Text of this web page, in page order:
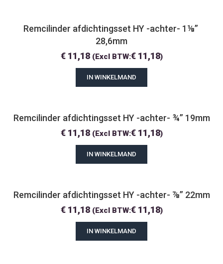
Remcilinder afdichtingsset HY -achter- 1⅛”
28,6mm
€11,18 (Excl BTW:€11,18)
IN WINKELMAND
Remcilinder afdichtingsset HY -achter- ¾” 19mm
€11,18 (Excl BTW:€11,18)
IN WINKELMAND
Remcilinder afdichtingsset HY -achter- ⅞” 22mm
€11,18 (Excl BTW:€11,18)
IN WINKELMAND